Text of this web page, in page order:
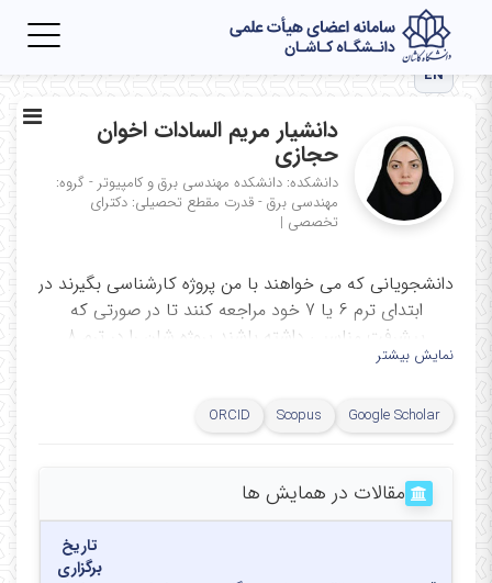
EN
دانشیار مریم السادات اخوان
حجازی
دانشکده: دانشکده مهندسی برق و کامپیوتر - گروه:
مهندسی برق - قدرت مقطع تحصیلی: دکترای
تخصصی |
دانشجویانی که می خواهند با من پروژه کارشناسی بگیرند در
ابتدای ترم 6 یا 7 خود مراجعه کنند تا در صورتی که
پیشرفت مناسبی داشته باشند پروژه شان را در ترم 8
dr.m.a.hejazi@
اکانت
اینستاگرام
---------------------------------------------------------------------------
نمایش بیشتر
Google Scholar
Scopus
ORCID
مقالات در همایش ها
تاریخ
برگزاری